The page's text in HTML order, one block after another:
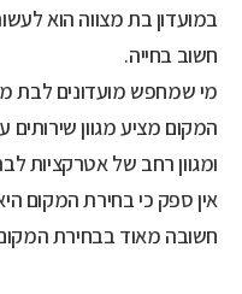
במועדון בת מצווה הוא
חשוב בחייה.
מי שמחפש מועדונים לבת
המקום מציע מגוון שירותים
ומגוון רחב של אטרקציות
אין ספק כי בחירת המקום
חשובה מאוד בבחירת המקום